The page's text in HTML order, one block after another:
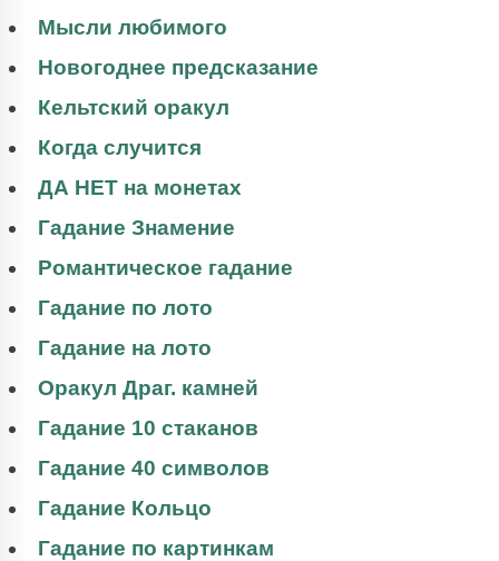
Мысли любимого
Новогоднее предсказание
Кельтский оракул
Когда случится
ДА НЕТ на монетах
Гадание Знамение
Романтическое гадание
Гадание по лото
Гадание на лото
Оракул Драг. камней
Гадание 10 стаканов
Гадание 40 символов
Гадание Кольцо
Гадание по картинкам